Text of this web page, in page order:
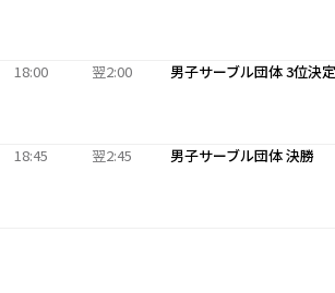
18:00 翌2:00 男子サーブル団体 3位決
18:45 翌2:45 男子サーブル団体 決勝